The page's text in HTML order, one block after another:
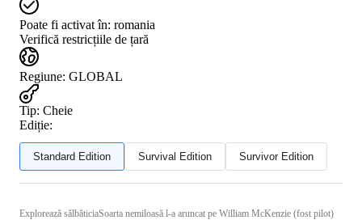
Poate fi activat în: romania
Verifică restricțiile de țară
Regiune: GLOBAL
Tip: Cheie
Ediție:
Standard Edition Survival Edition Survivor Edition
Explorează sălbăticiaSoarta nemiloasă l-a aruncat pe William McKenzie (fost pilot)